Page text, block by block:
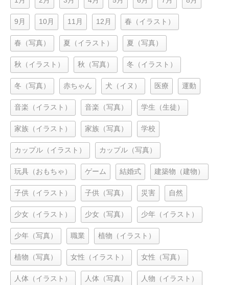
9月 10月 11月 12月 春（イラスト）
春（写真） 夏（イラスト） 夏（写真）
秋（イラスト） 秋（写真） 冬（イラスト）
冬（写真） 赤ちゃん 犬（イヌ） 医療 運動
音楽（イラスト） 音楽（写真） 学生（生徒）
家族（イラスト） 家族（写真） 学校
カップル（イラスト） カップル（写真）
玩具（おもちゃ） ゲーム 結婚式 建築物（建物）
子供（イラスト） 子供（写真） 災害 自然
少女（イラスト） 少女（写真） 少年（イラスト）
少年（写真） 職業 植物（イラスト）
植物（写真） 女性（イラスト） 女性（写真）
人体（イラスト） 人体（写真） 人物（イラスト）